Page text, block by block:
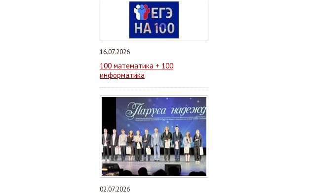
16.07.2026
100 математика + 100
информатика
02.07.2026